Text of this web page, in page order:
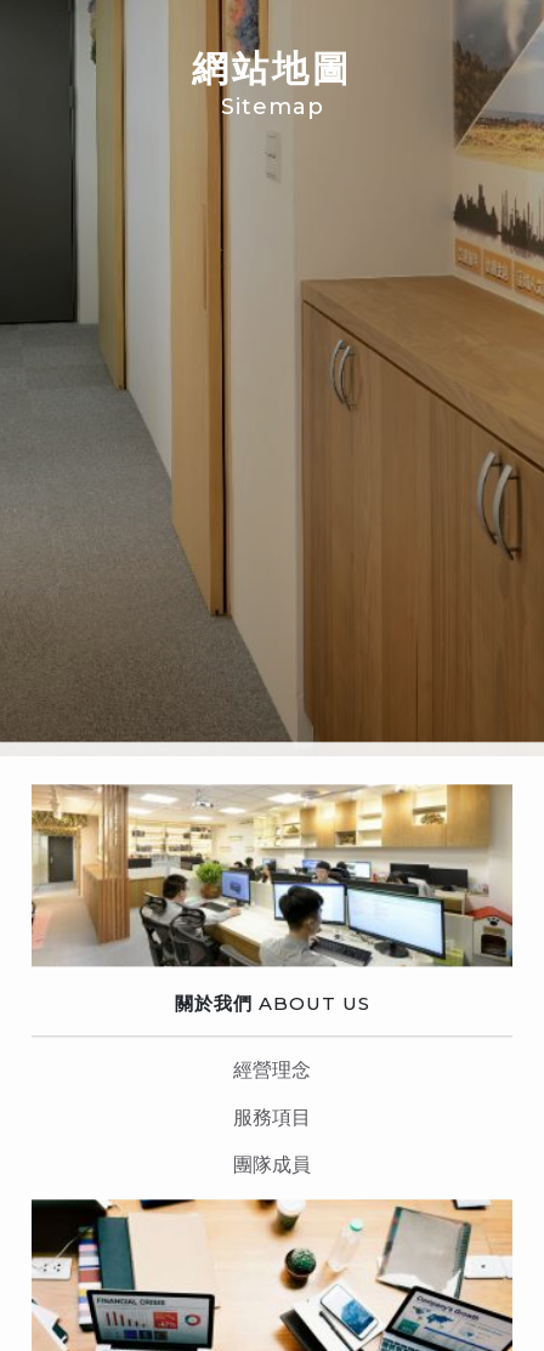
網站地圖
Sitemap
關於我們 ABOUT US
經營理念
服務項目
團隊成員